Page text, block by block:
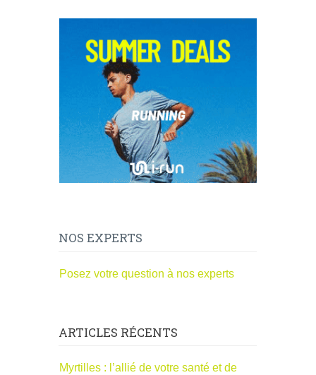
NOS EXPERTS
Posez votre question à nos experts
ARTICLES RÉCENTS
Myrtilles : l’allié de votre santé et de